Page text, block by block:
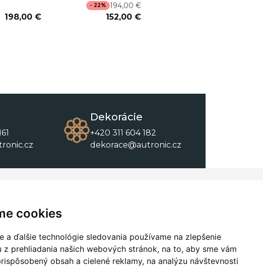
cookies
a ďalšie technológie sledovania používame na zlepšenie
z prehliadania našich webových stránok, na to, aby sme vám
obsah a cielené reklamy, na analýzu návštevnosti
198,00 €
- 22% 194,00 €
152,00 €
Dekorácie
+420 311 604 182
dekorace@autronic.cz
Kontakty